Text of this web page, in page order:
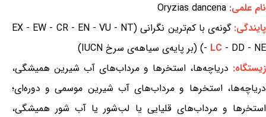
نام علمی: Oryzias dancena
پایندگی:
گونه‌ی با کم‌ترین نگرانی (EX - EW - CR - EN - VU - NT
- LC - DD - NE) (بر پایه‌ی سیاهه‌ی سرخ IUCN)
زیستگاه: دریاچه‌ها، استخرها و مرداب‌های آب شیرین همیشگی،
دریاچه‌ها، استخرها و مرداب‌های آب شیرین موسمی و دوره‌ای؛
استخرها و مرداب‌های قلیایی یا لب‌شور یا آب شور همیشگی،